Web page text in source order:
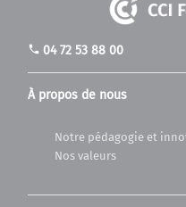
À propos de nous
Notre pédagogie et
Nos valeurs
phone 04 72 53 88 00